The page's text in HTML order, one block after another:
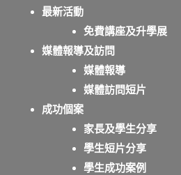
最新活動
免費講座及升學展
媒體報導及訪問
媒體報導
媒體訪問短片
成功個案
家長及學生分享
學生短片分享
學生成功案例